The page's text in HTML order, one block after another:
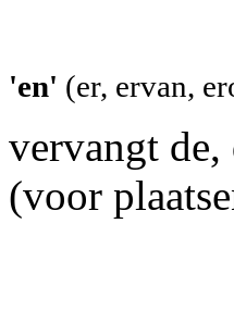
'en' (er, ervan,
vervangt de,
(voor